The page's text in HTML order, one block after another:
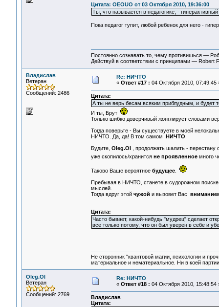
Цитата: OEOUO от 03 Октября 2010, 19:36:00
Ты, что называется в педагогике, -
Пока педагог тупит, любой ребенок для него -
Постоянно сознавать то, чему противишься —
Действуй в соответствии с принципами — Robert
Владислав
Ветеран
Сообщений: 2486
Re: НИЧТО
« Ответ #17 : 04 Октября 2010, 07:49:45
Цитата:
А ты не верь бесам всяким приблудным, и будет
И ты, Брут
Только шибко доверчивый жонглирует словами
Тогда поверьте - Вы существуете в моей
НИЧТО. Да, да! В том самом
НИЧТО
Будите, Oleg.Ol
, продолжать шалить -
уже скопилось/хранится не проявленноемного
Таково Ваше вероятное будущее.
Пребывая в НИЧТО, станете в судорожном
мыслей.
Тогда вдруг этой чужой и вызовет Вас
Цитата:
Часто бывает, какой-нибудь "мудрец" сделает
все только потому, что он был уверен в себе и
Не сторонник "квантовой магии, психологии и
материальное и нематериальное. Ни в коей
Oleg.Ol
Ветеран
Сообщений: 2769
Re: НИЧТО
« Ответ #18 : 04 Октября 2010, 15:48:54
Владислав
Цитата: